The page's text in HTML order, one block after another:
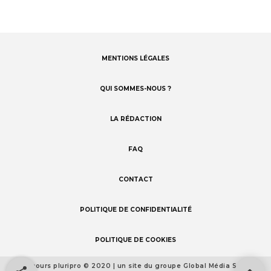
MENTIONS LÉGALES
QUI SOMMES-NOUS ?
LA RÉDACTION
FAQ
CONTACT
POLITIQUE DE CONFIDENTIALITÉ
POLITIQUE DE COOKIES
Footer
Concours pluripro © 2020 | un site du groupe Global Média Santé